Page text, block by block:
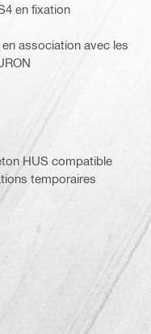
en fixation
association avec les
HUS compatible
temporaires